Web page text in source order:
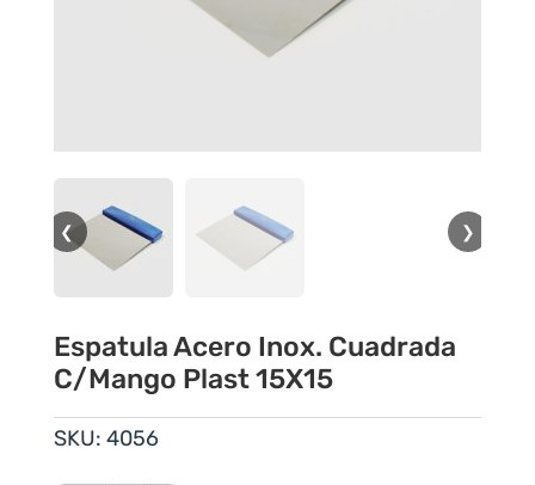
❮ ❯
Espatula Acero Inox. Cuadrada
C/Mango Plast 15X15
SKU: 4056